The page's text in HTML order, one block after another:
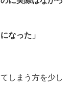
なった」
しまう方を少し